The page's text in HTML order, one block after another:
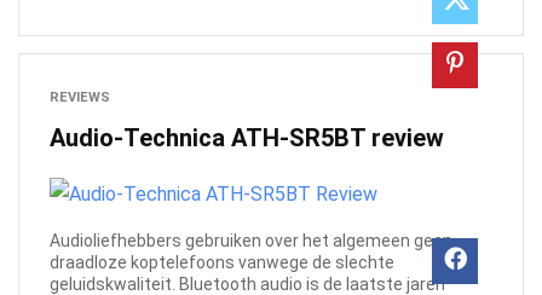
REVIEWS
Audio-Technica ATH-SR5BT review
Audioliefhebbers gebruiken over het algemeen geen
draadloze koptelefoons vanwege de slechte
geluidskwaliteit. Bluetooth audio is de laatste jaren